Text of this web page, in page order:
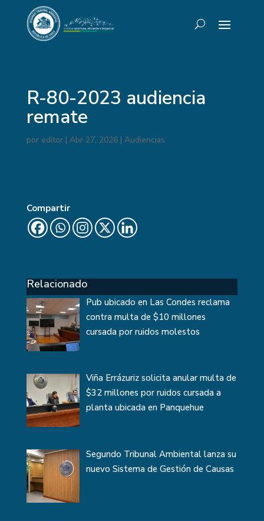
R-80-2023 audiencia
remate
por editor| Abr 27, 2026| Audiencias
Compartir
Relacionado
Pub ubicado en Las Condes reclama
contra multa de $10 millones
cursada por ruidos molestos
Viña Errázuriz solicita anular multa de
$32 millones por ruidos cursada a
planta ubicada en Panquehue
Segundo Tribunal Ambiental lanza su
nuevo Sistema de Gestión de Causas